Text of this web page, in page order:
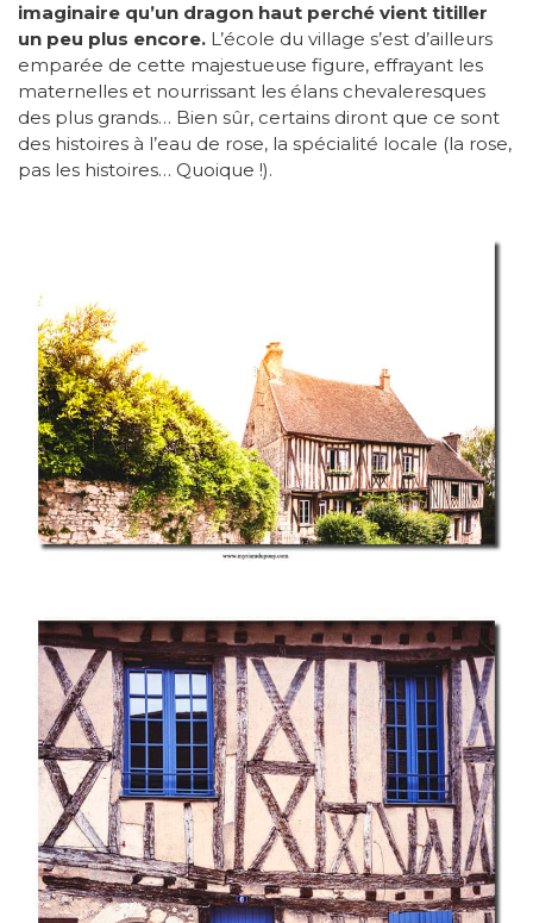
imaginaire qu’un dragon haut perché vient titiller
un peu plus encore. L’école du village s’est d’ailleurs
emparée de cette majestueuse figure, effrayant les
maternelles et nourrissant les élans chevaleresques
des plus grands… Bien sûr, certains diront que ce sont
des histoires à l’eau de rose, la spécialité locale (la rose,
pas les histoires… Quoique !).